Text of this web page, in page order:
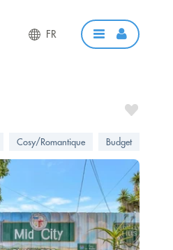
FR
Cosy/Romantique Budget